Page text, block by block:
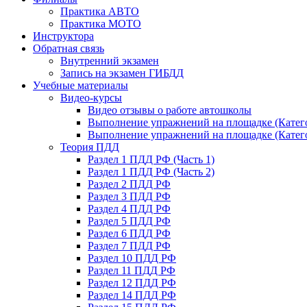
Практика АВТО
Практика МОТО
Инструктора
Обратная связь
Внутренний экзамен
Запись на экзамен ГИБДД
Учебные материалы
Видео-курсы
Видео отзывы о работе автошколы
Выполнение упражнений на площадке
Выполнение упражнений на площадке
Теория ПДД
Раздел 1 ПДД РФ (Часть 1)
Раздел 1 ПДД РФ (Часть 2)
Раздел 2 ПДД РФ
Раздел 3 ПДД РФ
Раздел 4 ПДД РФ
Раздел 5 ПДД РФ
Раздел 6 ПДД РФ
Раздел 7 ПДД РФ
Раздел 10 ПДД РФ
Раздел 11 ПДД РФ
Раздел 12 ПДД РФ
Раздел 14 ПДД РФ